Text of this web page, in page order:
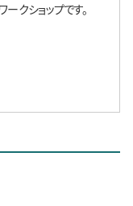
クショップです。